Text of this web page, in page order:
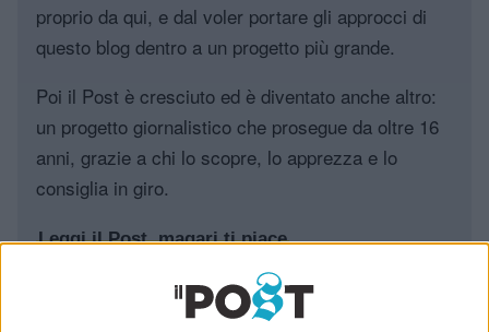
proprio da qui, e dal voler portare gli approcci di
questo blog dentro a un progetto più grande.
Poi il Post è cresciuto ed è diventato anche altro:
un progetto giornalistico che prosegue da oltre 16
anni, grazie a chi lo scopre, lo apprezza e lo
consiglia in giro.
Leggi il Post, magari ti piace